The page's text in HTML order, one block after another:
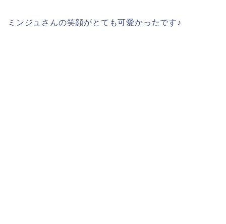
ミンジュさんの笑顔がとても可愛かったです♪